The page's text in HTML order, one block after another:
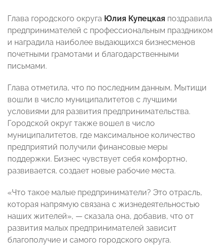
Глава городского округа Юлия Купецкая поздравила
предпринимателей с профессиональным праздником
и наградила наиболее выдающихся бизнесменов
почетными грамотами и благодарственными
письмами.
Глава отметила, что по последним данным, Мытищи
вошли в число муниципалитетов с лучшими
условиями для развития предпринимательства.
Городской округ также вошел в число
муниципалитетов, где максимальное количество
предприятий получили финансовые меры
поддержки. Бизнес чувствует себя комфортно,
развивается, создает новые рабочие места.
«Что такое малые предприниматели? Это отрасль,
которая напрямую связана с жизнедеятельностью
наших жителей», — сказала она, добавив, что от
развития малых предпринимателей зависит
благополучие и самого городского округа.